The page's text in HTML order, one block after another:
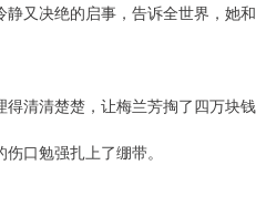
又决绝的启事，告诉全世界，她和
清清楚楚，让梅兰芳掏了四万块钱
口勉强扎上了绷带。